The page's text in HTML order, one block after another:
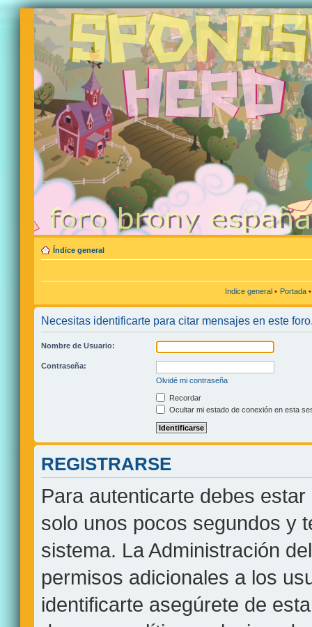
Índice general
Indice general • Portada
Necesitas identificarte para citar mensajes en este
Nombre de Usuario:
Contraseña:
Olvidé mi contraseña
Recordar
Ocultar mi estado de conexión en esta
REGISTRARSE
Para autenticarte debes
solo unos pocos segundos y
sistema. La Administración
permisos adicionales a los
identificarte asegúrete de